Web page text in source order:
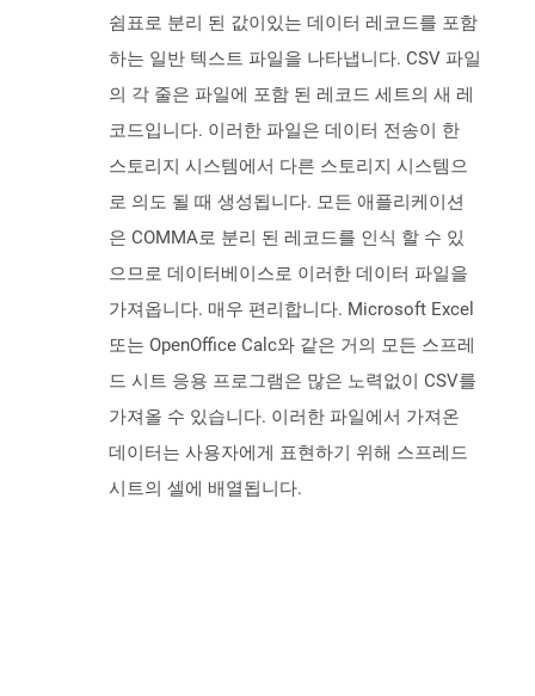
쉼표로 분리 된 값이있는 데이터 레코드를 포함
하는 일반 텍스트 파일을 나타냅니다. CSV 파일
의 각 줄은 파일에 포함 된 레코드 세트의 새 레
코드입니다. 이러한 파일은 데이터 전송이 한
스토리지 시스템에서 다른 스토리지 시스템으
로 의도 될 때 생성됩니다. 모든 애플리케이션
은 COMMA로 분리 된 레코드를 인식 할 수 있
으므로 데이터베이스로 이러한 데이터 파일을
가져옵니다. 매우 편리합니다. Microsoft Excel
또는 OpenOffice Calc와 같은 거의 모든 스프레
드 시트 응용 프로그램은 많은 노력없이 CSV를
가져올 수 있습니다. 이러한 파일에서 가져온
데이터는 사용자에게 표현하기 위해 스프레드
시트의 셀에 배열됩니다.